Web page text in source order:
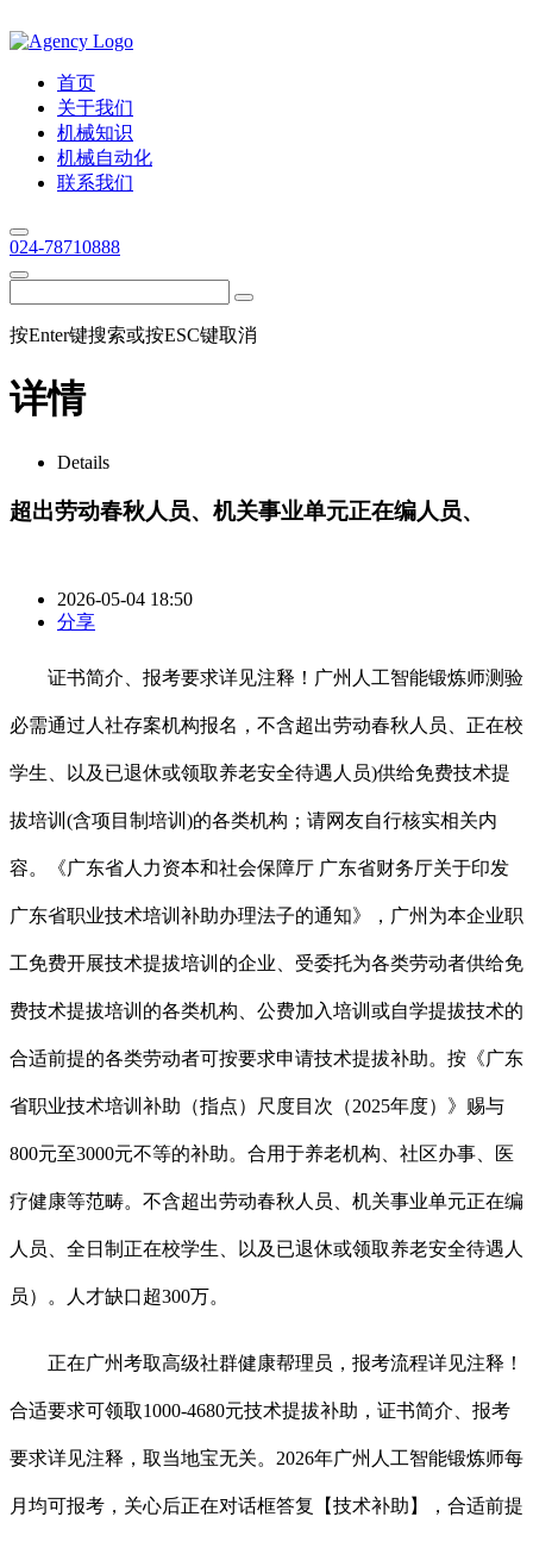
首页
关于我们
机械知识
机械自动化
联系我们
024-78710888
按Enter键搜索或按ESC键取消
详情
Details
超出劳动春秋人员、机关事业单元正在编人员、
2026-05-04 18:50
分享
证书简介、报考要求详见注释！广州人工智能锻炼师测验
必需通过人社存案机构报名，不含超出劳动春秋人员、正在校
学生、以及已退休或领取养老安全待遇人员)供给免费技术提
拔培训(含项目制培训)的各类机构；请网友自行核实相关内
容。《广东省人力资本和社会保障厅 广东省财务厅关于印发
广东省职业技术培训补助办理法子的通知》，广州为本企业职
工免费开展技术提拔培训的企业、受委托为各类劳动者供给免
费技术提拔培训的各类机构、公费加入培训或自学提拔技术的
合适前提的各类劳动者可按要求申请技术提拔补助。按《广东
省职业技术培训补助（指点）尺度目次（2025年度）》赐与
800元至3000元不等的补助。合用于养老机构、社区办事、医
疗健康等范畴。不含超出劳动春秋人员、机关事业单元正在编
人员、全日制正在校学生、以及已退休或领取养老安全待遇人
员）。人才缺口超300万。
正在广州考取高级社群健康帮理员，报考流程详见注释！
合适要求可领取1000-4680元技术提拔补助，证书简介、报考
要求详见注释，取当地宝无关。2026年广州人工智能锻炼师每
月均可报考，关心后正在对话框答复【技术补助】，合适前提